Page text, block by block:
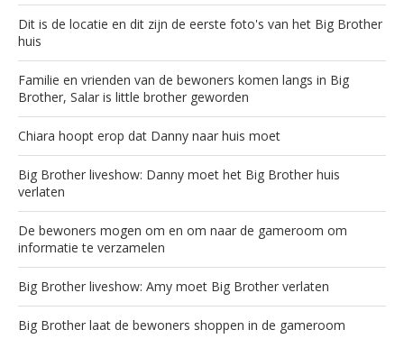
Dit is de locatie en dit zijn de eerste foto's van het Big Brother
huis
Familie en vrienden van de bewoners komen langs in Big
Brother, Salar is little brother geworden
Chiara hoopt erop dat Danny naar huis moet
Big Brother liveshow: Danny moet het Big Brother huis
verlaten
De bewoners mogen om en om naar de gameroom om
informatie te verzamelen
Big Brother liveshow: Amy moet Big Brother verlaten
Big Brother laat de bewoners shoppen in de gameroom